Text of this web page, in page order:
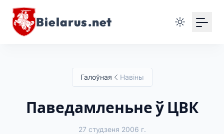
Bielarus.net
Галоўная Навіны
Паведамленьне ў ЦВК
27 студзеня 2006 г.